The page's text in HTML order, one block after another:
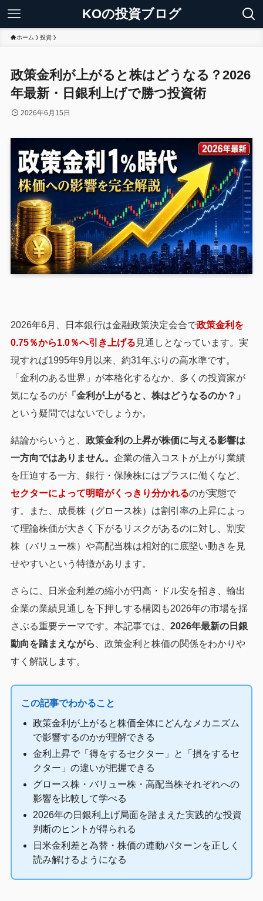
KOの投資ブログ
ホーム 投資
政策金利が上がると株はどうなる？2026
年最新・日銀利上げで勝つ投資術
2026年6月15日
2026年6月、日本銀行は金融政策決定会合で政策金利を
0.75％から1.0％へ引き上げる 見通しとなっています。実
現すれば1995年9月以来、約31年ぶりの高水準です。
「金利のある世界」が本格化するなか、多くの投資家が
気になるのが「金利が上がると、株はどうなるのか？」
という疑問ではないでしょうか。
結論からいうと、 政策金利の上昇が株価に与える影響は
一方向ではありません。 企業の借入コストが上がり業績
を圧迫する一方、銀行・保険株にはプラスに働くなど、
セクターによって明暗がくっきり分かれるのが実態で
す。また、成長株（グロース株）は割引率の上昇によっ
て理論株価が大きく下がるリスクがあるのに対し、割安
株（バリュー株）や高配当株は相対的に底堅い動きを見
せやすいという特徴があります。
さらに、日米金利差の縮小が円高・ドル安を招き、輸出
企業の業績見通しを下押しする構図も2026年の市場を揺
さぶる重要テーマです。本記事では、 2026年最新の日銀
動向を踏まえながら
、政策金利と株価の関係をわかりや
すく解説します。
この記事でわかること
政策金利が上がると株価全体にどんなメカニズム
で影響するのかが理解できる
金利上昇で「得をするセクター」と「損をするセ
クター」の違いが把握できる
グロース株・バリュー株・高配当株それぞれへの
影響を比較して学べる
2026年の日銀利上げ局面を踏まえた実践的な投資
判断のヒントが得られる
日米金利差と為替・株価の連動パターンを正しく
読み解けるようになる